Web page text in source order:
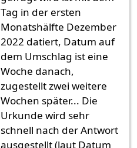
Tag in der ersten
Monatshälfte Dezember
2022 datiert, Datum auf
dem Umschlag ist eine
Woche danach,
zugestellt zwei weitere
Wochen später... Die
Urkunde wird sehr
schnell nach der Antwort
ausgestellt (laut Datum